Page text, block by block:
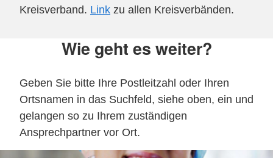
Kreisverband. Link zu allen Kreisverbänden.
Wie geht es weiter?
Geben Sie bitte Ihre Postleitzahl oder Ihren
Ortsnamen in das Suchfeld, siehe oben, ein und
gelangen so zu Ihrem zuständigen
Ansprechpartner vor Ort.